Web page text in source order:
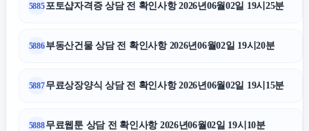
5885포토샵자격증 상담 전 확인사항 2026년06월02일 19시25분
5886부동산건물 상담 전 확인사항 2026년06월02일 19시20분
5887무료상장양식 상담 전 확인사항 2026년06월02일 19시15분
5888무료웹툰 상담 전 확인사항 2026년06월02일 19시10분